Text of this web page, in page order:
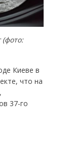
Киеве в
что на
37-го